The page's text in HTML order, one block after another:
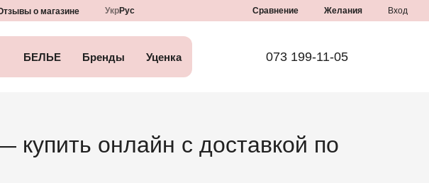
о магазине УкрРус Сравнение Желания Вход
БЕЛЬЕ Бренды Уценка 073 199-11-05
онлайн с доставкой по